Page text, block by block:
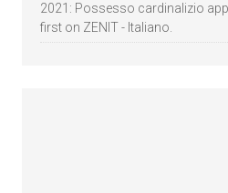
2021: Possesso cardinalizio
first on ZENIT - Italiano.